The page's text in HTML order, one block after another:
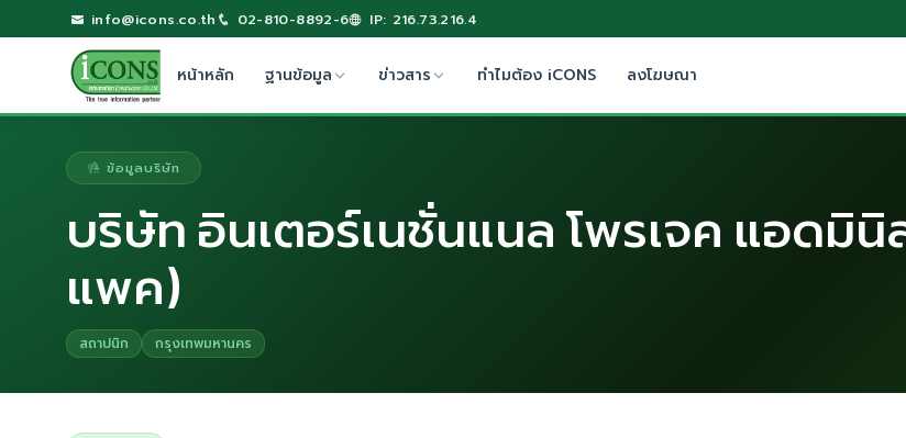
info@icons.co.th 02-810-8892-6 IP: 216.73.216.4
หน้าหลัก ฐานข้อมูล ข่าวสาร ทำไมต้อง iCONS ลงโฆษณา
ข้อมูลบริษัท
บริษัท อินเตอร์เนชั่นแนล โพรเจค แอดมินิ
แพค)
สถาปนิก กรุงเทพมหานคร